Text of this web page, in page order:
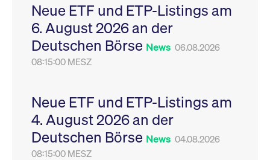
Neue ETF und ETP-Listings am
6. August 2026 an der
Deutschen Börse News 06.08.2026
08:15:00 MESZ
Neue ETF und ETP-Listings am
4. August 2026 an der
Deutschen Börse News 04.08.2026
08:15:00 MESZ
Sitzungen geehrt